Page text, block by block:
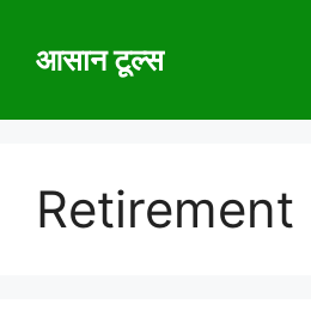
contentआसान टूल्स
Retirement